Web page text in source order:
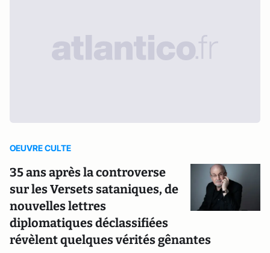
OEUVRE CULTE
35 ans après la controverse
sur les Versets sataniques, de
nouvelles lettres
diplomatiques déclassifiées
révèlent quelques vérités gênantes